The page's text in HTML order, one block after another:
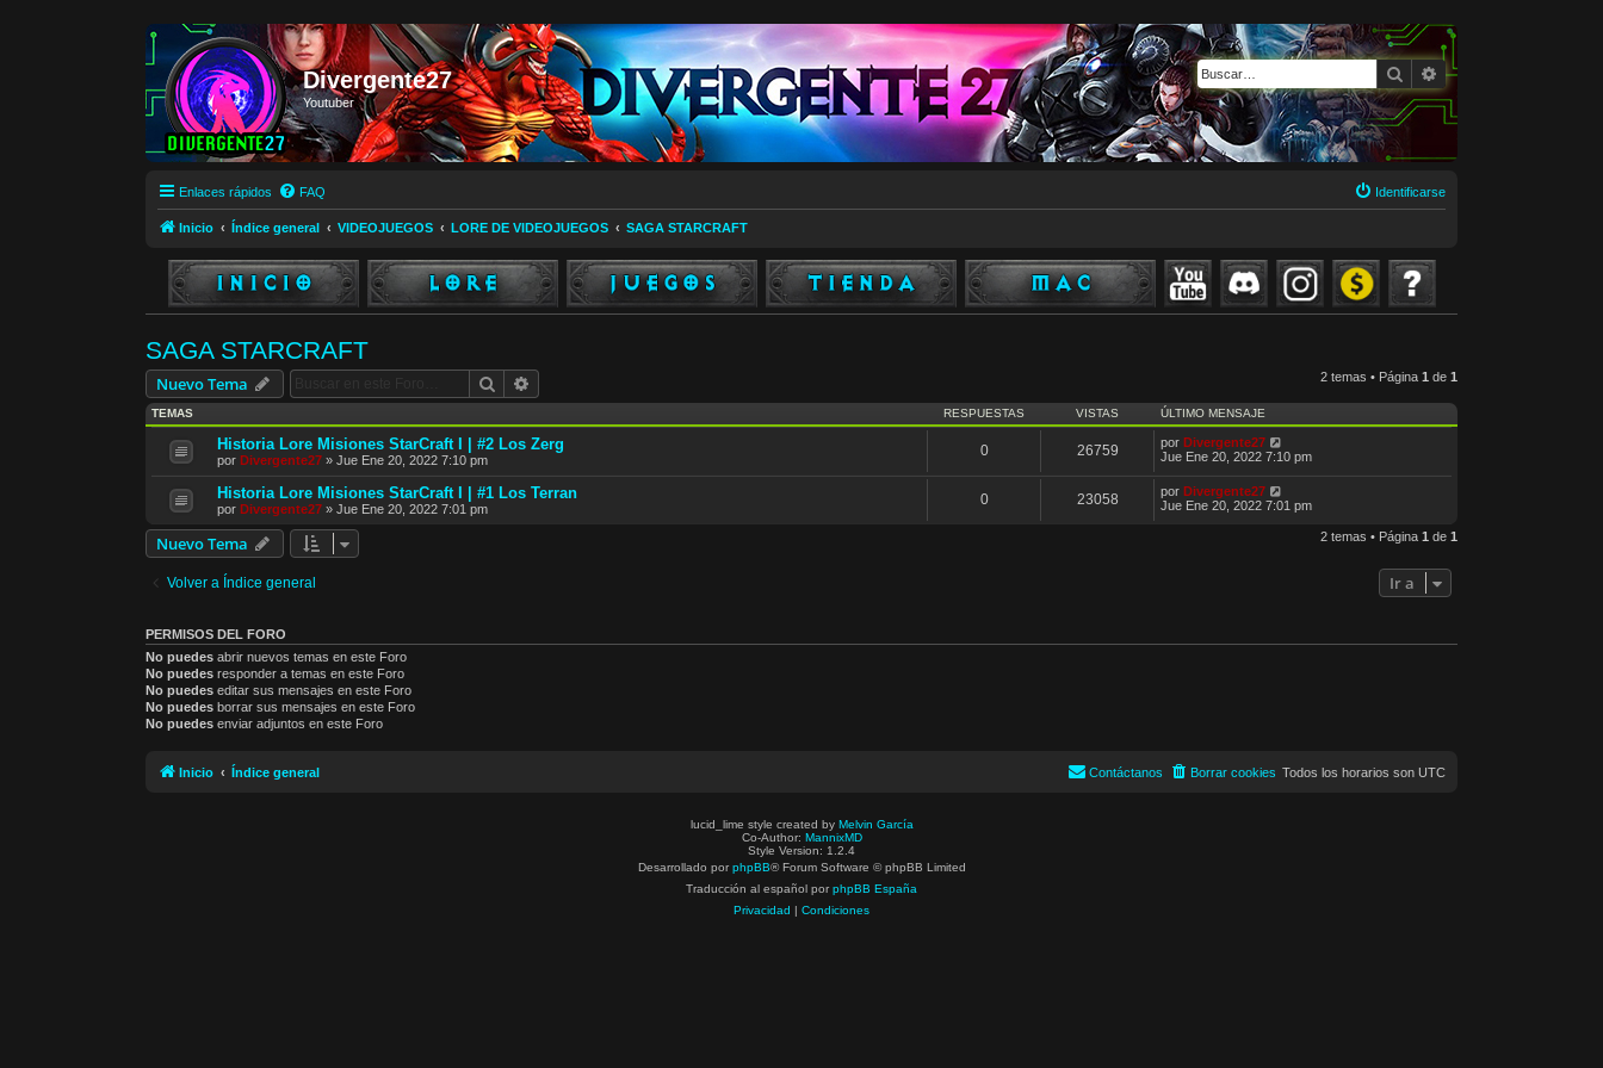
Divergente27
Youtuber
BuscarBúsqueda avanzada
Enlaces rápidos FAQ Identificarse
Inicio Índice general VIDEOJUEGOS LORE DE VIDEOJUEGOS SAGA STARCRAFT
SAGA STARCRAFT
Nuevo Tema Buscar 2 temas • Página 1 de 1
TEMAS RESPUESTAS VISTAS ÚLTIMO MENSAJE
Historia Lore Misiones StarCraft I | #2 Los Zerg
por Divergente27 » Jue Ene 20, 2022 7:10 pm
0 26759 por Divergente27
Jue Ene 20, 2022 7:10 pm
Historia Lore Misiones StarCraft I | #1 Los Terran
por Divergente27 » Jue Ene 20, 2022 7:01 pm
0 23058 por Divergente27
Jue Ene 20, 2022 7:01 pm
Nuevo Tema 2 temas • Página 1 de 1
Volver a Índice general Ir a
PERMISOS DEL FORO
No puedes abrir nuevos temas en este Foro
No puedes responder a temas en este Foro
No puedes editar sus mensajes en este Foro
No puedes borrar sus mensajes en este Foro
No puedes enviar adjuntos en este Foro
Inicio Índice general Todos los horarios son UTC
Borrar cookies
Contáctanos
lucid_lime style created by Melvin García
Co-Author: MannixMD
Style Version: 1.2.4
Desarrollado por phpBB® Forum Software © phpBB Limited
Traducción al español por phpBB España
Privacidad
Condiciones